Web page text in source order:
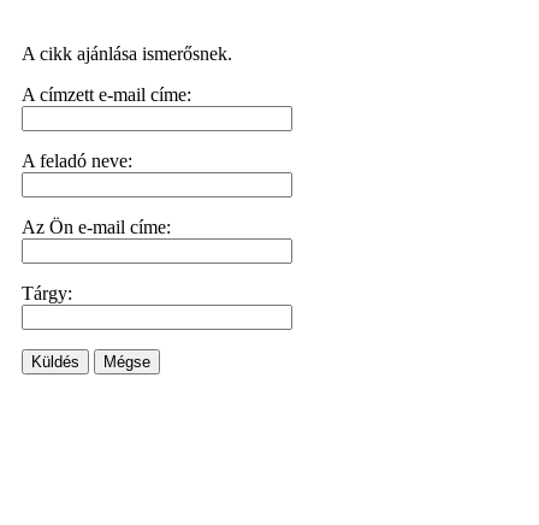
A cikk ajánlása ismerősnek.
A címzett e-mail címe:
A feladó neve:
Az Ön e-mail címe:
Tárgy:
Küldés Mégse